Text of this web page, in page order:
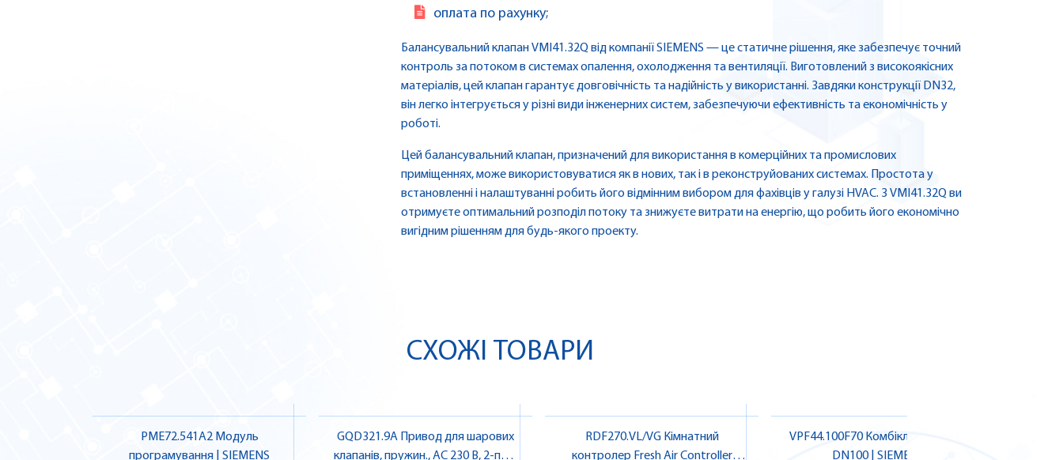
оплата по рахунку;
Балансувальний клапан VMI41.32Q від компанії SIEMENS — це статичне рішення, яке забезпечує точний
контроль за потоком в системах опалення, охолодження та вентиляції. Виготовлений з високоякісних
матеріалів, цей клапан гарантує довговічність та надійність у використанні. Завдяки конструкції DN32,
він легко інтегрується у різні види інженерних систем, забезпечуючи ефективність та економічність у
роботі.
Цей балансувальний клапан, призначений для використання в комерційних та промислових
приміщеннях, може використовуватися як в нових, так і в реконструйованих системах. Простота у
встановленні і налаштуванні робить його відмінним вибором для фахівців у галузі HVAC. З VMI41.32Q ви
отримуєте оптимальний розподіл потоку та знижуєте витрати на енергію, що робить його економічно
вигідним рішенням для будь-якого проекту.
СХОЖІ ТОВАРИ
PME72.541A2 Модуль
програмування | SIEMENS
GQD321.9A Привод для шарових
клапанів, пружин., AC 230 В, 2-поз.,
RDF270.VL/VG Кімнатний
контролер Fresh Air Controller
VPF44.100F70 Комбіклапан PN16,
DN100 | SIEMENS